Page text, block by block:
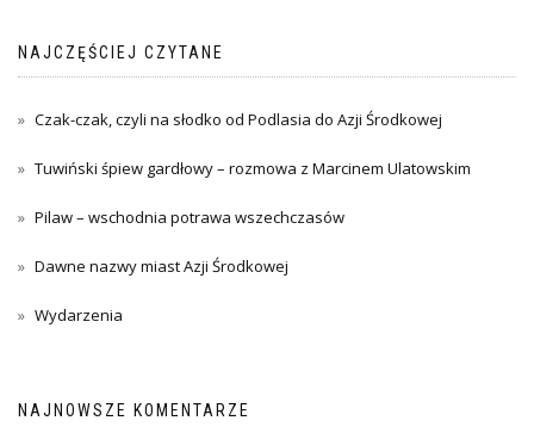
NAJCZĘŚCIEJ CZYTANE
Czak-czak, czyli na słodko od Podlasia do Azji Środkowej
Tuwiński śpiew gardłowy – rozmowa z Marcinem Ulatowskim
Pilaw – wschodnia potrawa wszechczasów
Dawne nazwy miast Azji Środkowej
Wydarzenia
NAJNOWSZE KOMENTARZE